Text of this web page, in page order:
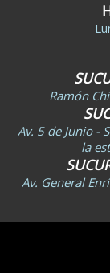
Ramón
Av. 5 de Junio -
la
Av. General